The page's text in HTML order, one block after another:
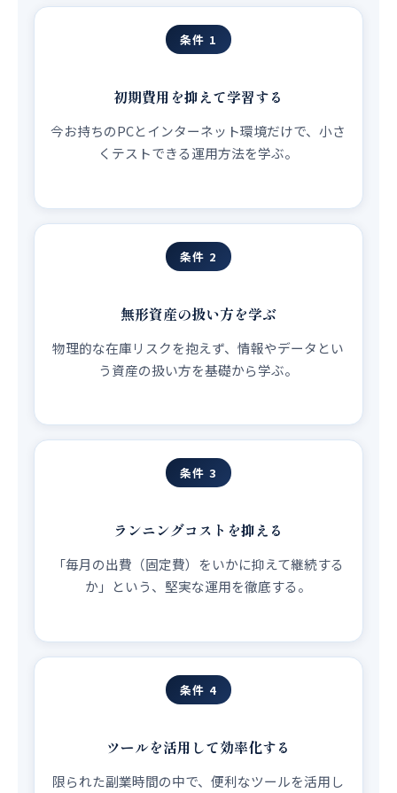
条件 1
初期費用を抑えて学習する
今お持ちのPCとインターネット環境だけで、小さ
くテストできる運用方法を学ぶ。
条件 2
無形資産の扱い方を学ぶ
物理的な在庫リスクを抱えず、情報やデータとい
う資産の扱い方を基礎から学ぶ。
条件 3
ランニングコストを抑える
「毎月の出費（固定費）をいかに抑えて継続する
か」という、堅実な運用を徹底する。
条件 4
ツールを活用して効率化する
限られた副業時間の中で、便利なツールを活用し